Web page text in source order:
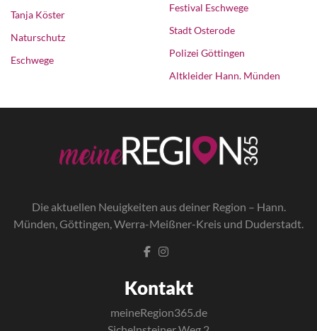
Tanja Köster
Naturschutz
Eschwege
Festival Eschwege
Stadt Osterode
Polizei Göttingen
Altkleider Hann. Münden
Die aktuellen Neuigkeiten aus deiner Region – Hann.
Münden, Göttingen, Werra-Meißner-Kreis und Duderstadt.
Kontakt
meineRegion365.de